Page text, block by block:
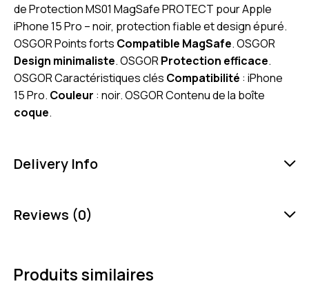
de Protection MS01 MagSafe PROTECT pour Apple
iPhone 15 Pro – noir, protection fiable et design épuré.
OSGOR Points forts Compatible MagSafe. OSGOR
Design minimaliste. OSGORProtection efficace.
OSGOR Caractéristiques clés Compatibilité : iPhone
15 Pro. Couleur : noir. OSGOR Contenu de la boîte
coque.
Delivery Info
Reviews (0)
Produits similaires